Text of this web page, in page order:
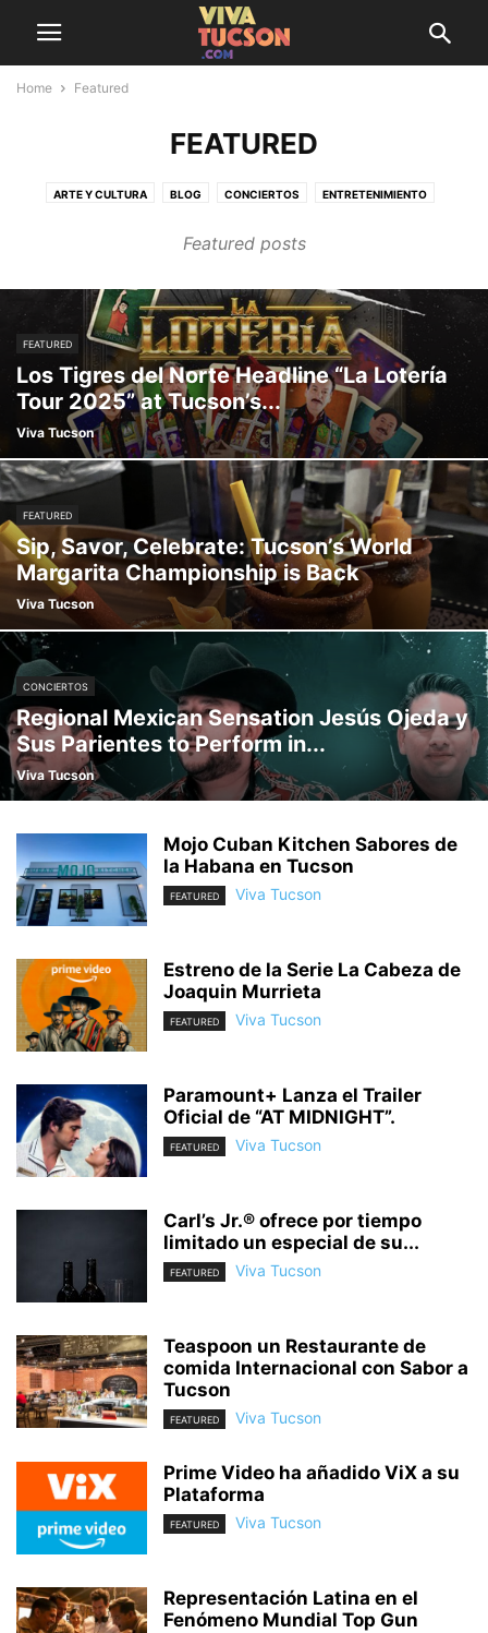
Home Featured
FEATURED
ARTE Y CULTURA BLOG CONCIERTOS ENTRETENIMIENTO
STOCK FIRMWARE
Featured posts
FEATURED
Los Tigres del Norte Headline “La Lotería
Tour 2025” at Tucson’s...
Viva Tucson
FEATURED
Sip, Savor, Celebrate: Tucson’s World
Margarita Championship is Back
Viva Tucson
CONCIERTOS
Regional Mexican Sensation Jesús Ojeda y
Sus Parientes to Perform in...
Viva Tucson
Mojo Cuban Kitchen Sabores de
la Habana en Tucson
FEATURED Viva Tucson
Estreno de la Serie La Cabeza de
Joaquin Murrieta
FEATURED Viva Tucson
Paramount+ Lanza el Trailer
Oficial de “AT MIDNIGHT”.
FEATURED Viva Tucson
Carl’s Jr.® ofrece por tiempo
limitado un especial de su...
FEATURED Viva Tucson
Teaspoon un Restaurante de
comida Internacional con Sabor a
Tucson
FEATURED Viva Tucson
Prime Video ha añadido ViX a su
Plataforma
FEATURED Viva Tucson
Representación Latina en el
Fenómeno Mundial Top Gun